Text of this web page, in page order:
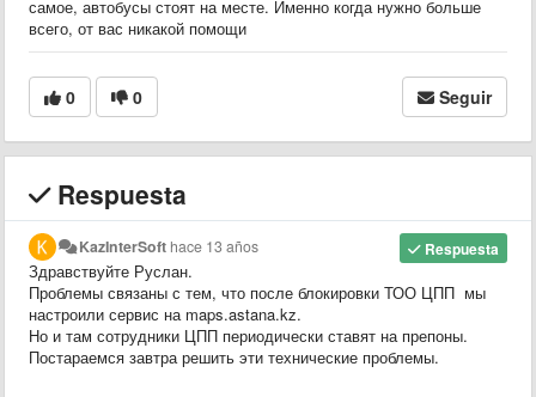
самое, автобусы стоят на месте. Именно когда нужно больше
всего, от вас никакой помощи
0 0 Seguir
Respuesta
Respuesta
KazInterSoft hace 13 años
Здравствуйте Руслан.
Проблемы связаны с тем, что после блокировки ТОО ЦПП мы
настроили сервис на maps.astana.kz.
Но и там сотрудники ЦПП периодически ставят на препоны.
Постараемся завтра решить эти технические проблемы.